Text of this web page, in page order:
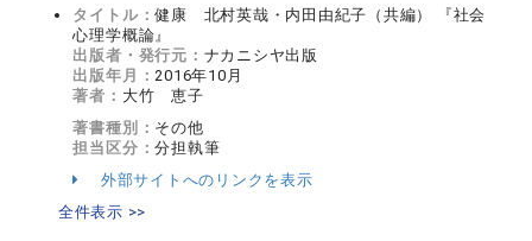
タイトル：健康 北村英哉・内田由紀子（共編） 『社会
心理学概論』
出版者・発行元： ナカニシヤ出版
出版年月：2016年10月
著者： 大竹 恵子
著書種別： その他
担当区分：分担執筆
外部サイトへのリンクを表示
全件表示 >>